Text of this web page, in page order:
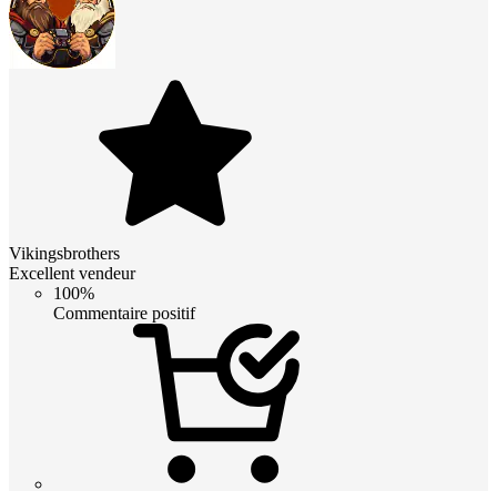
Vikingsbrothers
Excellent vendeur
100%
Commentaire positif